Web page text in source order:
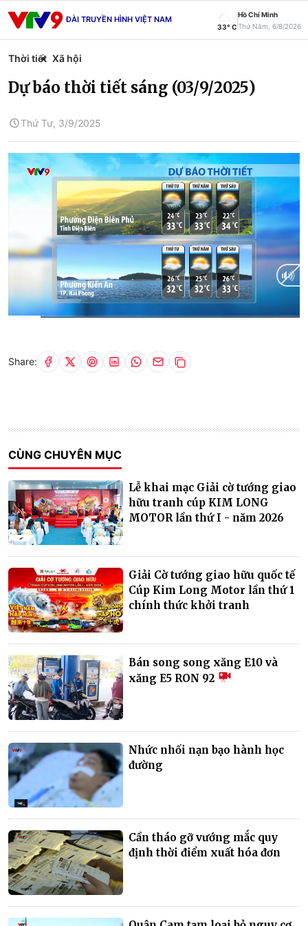
ĐÀI TRUYỀN HÌNH VIỆT NAM
33° C
Hồ Chí Minh
Thứ Năm, 6/8/2026
Thời tiết Xã hội
Dự báo thời tiết sáng (03/9/2025)
Thứ Tư, 3/9/2025
Share:
CÙNG CHUYÊN MỤC
Lễ khai mạc Giải cờ tướng giao
hữu tranh cúp KIM LONG
MOTOR lần thứ I - năm 2026
Giải Cờ tướng giao hữu quốc tế
Cúp Kim Long Motor lần thứ 1
chính thức khởi tranh
Bán song song xăng E10 và
xăng E5 RON 92
Nhức nhối nạn bạo hành học
đường
Cần tháo gỡ vướng mắc quy
định thời điểm xuất hóa đơn